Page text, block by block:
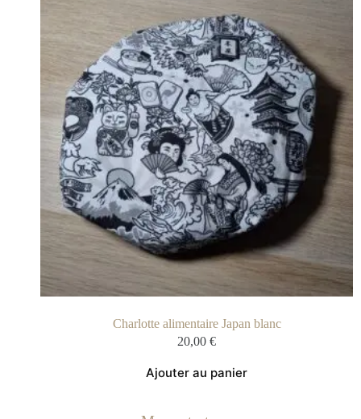
Charlotte alimentaire Japan blanc
20,00 €
Ajouter au panier